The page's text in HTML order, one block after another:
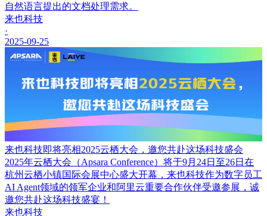
自然语言提出的文档处理需求。
来也科技
·
2025-09-25
来也科技即将亮相2025云栖大会，邀您共赴这场科技盛会
2025年云栖大会（Apsara Conference）将于9月24日至26日在
杭州云栖小镇国际会展中心盛大开幕，来也科技作为数字员工
AI Agent领域的领军企业和阿里云重要合作伙伴受邀参展，诚
邀您共赴这场科技盛宴！
来也科技